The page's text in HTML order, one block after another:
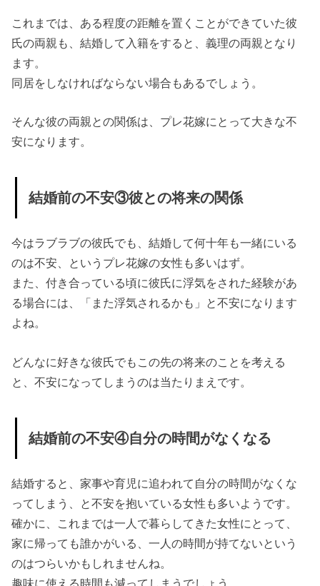
方法④
既婚者
はの楽
見つけ
る
これまでは、ある程度の距離を置くことができていた彼
氏の両親も、結婚して入籍をすると、義理の両親となり
ます。
同居をしなければならない場合もあるでしょう。
そんな彼の両親との関係は、プレ花嫁にとって大きな不
安になります。
結婚前の不安③彼との将来の関係
今はラブラブの彼氏でも、結婚して何十年も一緒にいる
のは不安、というプレ花嫁の女性も多いはず。
また、付き合っている頃に彼氏に浮気をされた経験があ
る場合には、「また浮気されるかも」と不安になります
よね。
どんなに好きな彼氏でもこの先の将来のことを考える
と、不安になってしまうのは当たりまえです。
結婚前の不安④自分の時間がなくなる
結婚すると、家事や育児に追われて自分の時間がなくな
ってしまう、と不安を抱いている女性も多いようです。
確かに、これまでは一人で暮らしてきた女性にとって、
家に帰っても誰かがいる、一人の時間が持てないという
のはつらいかもしれませんね。
趣味に使える時間も減ってしまうでしょう。